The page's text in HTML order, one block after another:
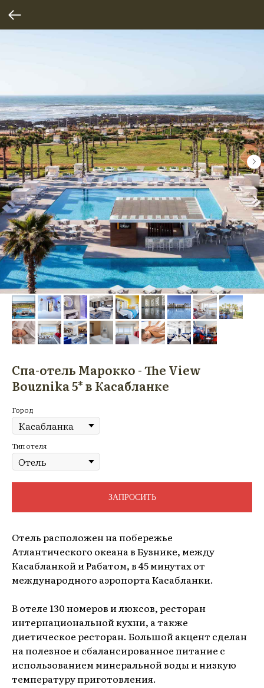
Спа-отель Марокко - The View
Bouznika 5* в Касабланке
Город
Тип отеля
ЗАПРОСИТЬ
Отель расположен на побережье
Атлантического океана в Бузнике, между
Касабланкой и Рабатом, в 45 минутах от
международного аэропорта Касабланки.
В отеле 130 номеров и люксов, ресторан
интернациональной кухни, а также
диетическое ресторан. Большой акцент сделан
на полезное и сбалансированное питание с
использованием минеральной воды и низкую
температуру приготовления.